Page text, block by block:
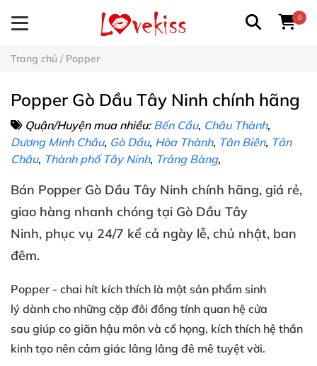
0
Trang chủ / Popper
Popper Gò Dầu Tây Ninh chính hãng
Quận/Huyện mua nhiều: Bến Cầu, Châu Thành,
Dương Minh Châu, Gò Dầu, Hòa Thành, Tân Biên, Tân
Châu, Thành phố Tây Ninh, Trảng Bàng,
Bán Popper Gò Dầu Tây Ninh chính hãng, giá rẻ,
giao hàng nhanh chóng tại Gò Dầu Tây
Ninh, phục vụ 24/7 kể cả ngày lễ, chủ nhật, ban
đêm.
Popper - chai hít kích thích là một sản phẩm sinh
lý dành cho những cặp đôi đồng tính quan hệ cửa
sau giúp co giãn hậu môn và cổ họng, kích thích hệ thần
kinh tạo nên cảm giác lâng lâng đê mê tuyệt vời.